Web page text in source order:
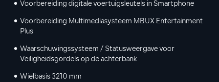
Voorbereiding digitale voertuigsleutels in Smartphone
Voorbereiding Multimediasysteem MBUX Entertainment
Plus
Waarschuwingssysteem / Statusweergave voor
Veiligheidsgordels op de achterbank
Wielbasis 3210 mm